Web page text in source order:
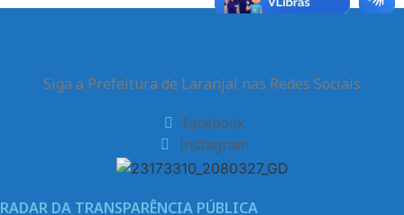
Siga a Prefeitura de Laranjal nas Redes Sociais
Facebook
Instagram
RADAR DA TRANSPARÊNCIA PÚBLICA